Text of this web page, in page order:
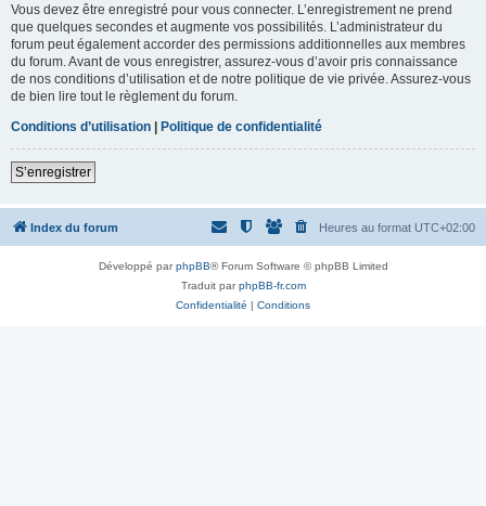
Vous devez être enregistré pour vous connecter. L’enregistrement ne prend
que quelques secondes et augmente vos possibilités. L’administrateur du
forum peut également accorder des permissions additionnelles aux membres
du forum. Avant de vous enregistrer, assurez-vous d’avoir pris connaissance
de nos conditions d’utilisation et de notre politique de vie privée. Assurez-vous
de bien lire tout le règlement du forum.
Conditions d’utilisation | Politique de confidentialité
S’enregistrer
Index du forum Heures au format UTC+02:00
Développé parphpBB® Forum Software © phpBB Limited
Traduit parphpBB-fr.com
Confidentialité | Conditions